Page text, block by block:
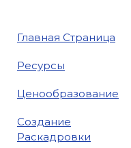
Главная Страница
Ресурсы
Ценообразование
Создание
Раскадровки